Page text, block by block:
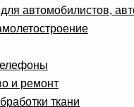
автомобилистов,
и ремонт
ткани